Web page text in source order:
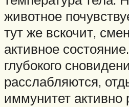
животное
тут же вскочит,
активное
глубокого
расслабляются,
иммунитет активно